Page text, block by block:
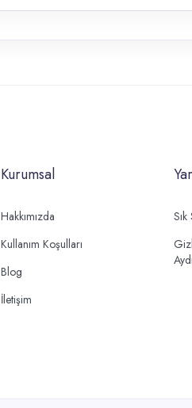
Kurumsal
Hakkımızda
Kullanım Koşulları
Blog
İletişim